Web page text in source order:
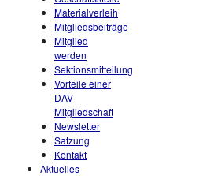
Materialverleih
Mitgliedsbeiträge
Mitglied
werden
Sektionsmitteilung
Vorteile einer
DAV
Mitgliedschaft
Newsletter
Satzung
Kontakt
Aktuelles